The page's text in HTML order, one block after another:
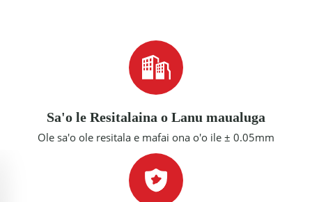
Sa'o le Resitalaina o Lanu maualuga
Ole sa'o ole resitala e mafai ona o'o ile ± 0.05mm